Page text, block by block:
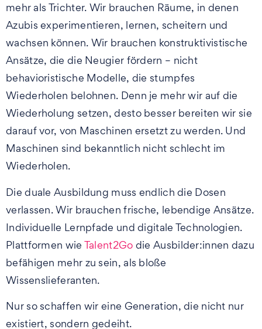
mehr als Trichter. Wir brauchen Räume, in denen
Azubis experimentieren, lernen, scheitern und
wachsen können. Wir brauchen konstruktivistische
Ansätze, die die Neugier fördern – nicht
behavioristische Modelle, die stumpfes
Wiederholen belohnen. Denn je mehr wir auf die
Wiederholung setzen, desto besser bereiten wir sie
darauf vor, von Maschinen ersetzt zu werden. Und
Maschinen sind bekanntlich nicht schlecht im
Wiederholen.
Die duale Ausbildung muss endlich die Dosen
verlassen. Wir brauchen frische, lebendige Ansätze.
Individuelle Lernpfade und digitale Technologien.
Plattformen wie Talent2Go die Ausbilder:innen dazu
befähigen mehr zu sein, als bloße
Wissenslieferanten.
Nur so schaffen wir eine Generation, die nicht nur
existiert, sondern gedeiht.